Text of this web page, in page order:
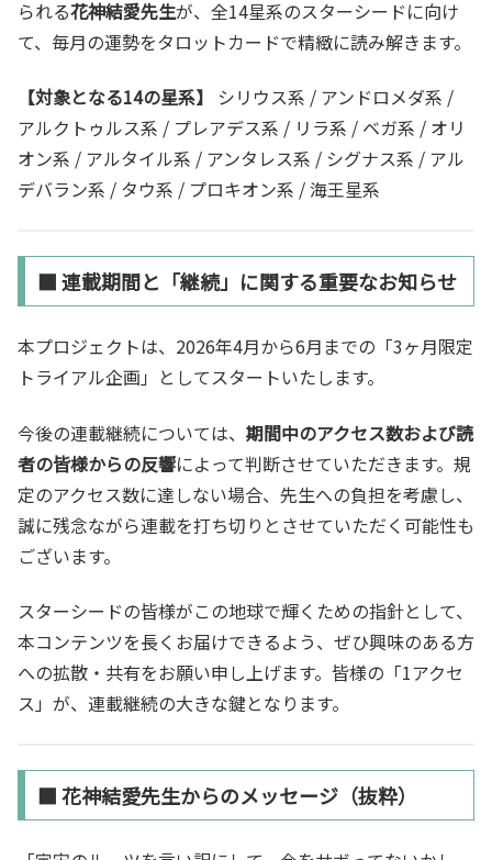
られる花神結愛先生が、全14星系のスターシードに向け
て、毎月の運勢をタロットカードで精緻に読み解きます。
【対象となる14の星系】
シリウス系 / アンドロメダ系 /
アルクトゥルス系 / プレアデス系 / リラ系 / ベガ系 / オリ
オン系 / アルタイル系 / アンタレス系 / シグナス系 / アル
デバラン系 / タウ系 / プロキオン系 / 海王星系
■ 連載期間と「継続」に関する重要なお知らせ
本プロジェクトは、2026年4月から6月までの「3ヶ月限定
トライアル企画」としてスタートいたします。
今後の連載継続については、 期間中のアクセス数および読
者の皆様からの反響によって判断させていただきます。規
定のアクセス数に達しない場合、先生への負担を考慮し、
誠に残念ながら連載を打ち切りとさせていただく可能性も
ございます。
スターシードの皆様がこの地球で輝くための指針として、
本コンテンツを長くお届けできるよう、ぜひ興味のある方
への拡散・共有をお願い申し上げます。皆様の「1アクセ
ス」が、連載継続の大きな鍵となります。
■ 花神結愛先生からのメッセージ（抜粋）